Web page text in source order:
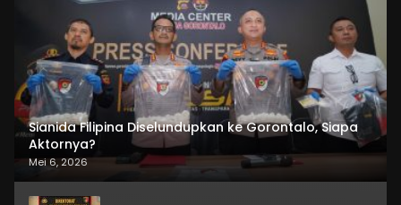
Sianida Filipina Diselundupkan ke Gorontalo, Siapa
Aktornya?
Mei 6, 2026